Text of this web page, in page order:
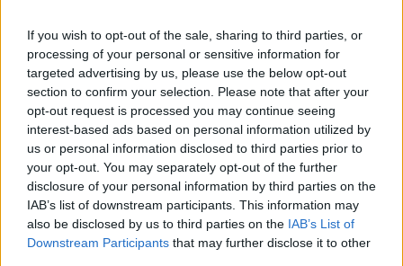
If you wish to opt-out of the sale, sharing to third parties, or
processing of your personal or sensitive information for
targeted advertising by us, please use the below opt-out
section to confirm your selection. Please note that after your
opt-out request is processed you may continue seeing
interest-based ads based on personal information utilized by
us or personal information disclosed to third parties prior to
your opt-out. You may separately opt-out of the further
disclosure of your personal information by third parties on the
IAB’s list of downstream participants. This information may
also be disclosed by us to third parties on the IAB’s List of
Downstream Participants that may further disclose it to other
Melilla
"Se ha indicado a la empresa que debe retirar
todas las existencias del producto de cualquier
naturaleza e indicar a sus clientes la orden de no
vender éstos, debiendo acreditarle las cantidades
en existencias y el compromiso de no
comercialización", ha aclarado la Aesan.
Los productos de esta marca son, además de carne